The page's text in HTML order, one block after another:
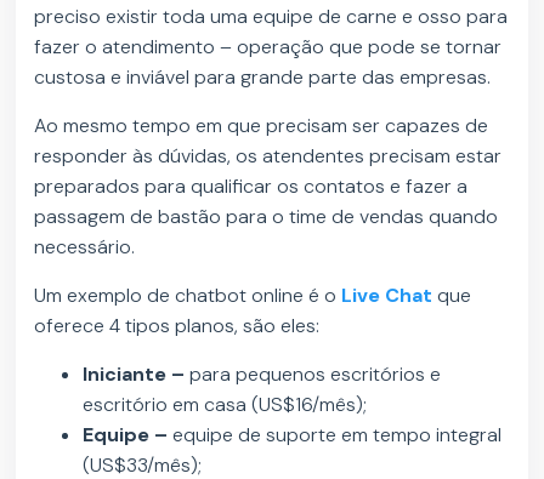
preciso existir toda uma equipe de carne e osso para
fazer o atendimento – operação que pode se tornar
custosa e inviável para grande parte das empresas.
Ao mesmo tempo em que precisam ser capazes de
responder às dúvidas, os atendentes precisam estar
preparados para qualificar os contatos e fazer a
passagem de bastão para o time de vendas quando
necessário.
Um exemplo de chatbot online é o Live Chat que
oferece 4 tipos planos, são eles:
Iniciante – para pequenos escritórios e
escritório em casa (US$16/mês);
Equipe –equipe de suporte em tempo integral
(US$33/mês);